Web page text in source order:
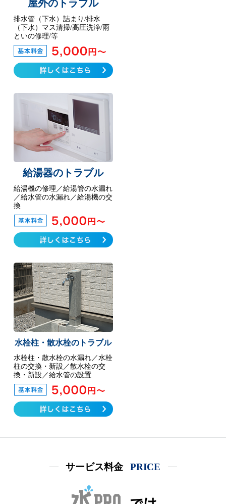
屋外のトラブル
排水管（下水）詰まり/排水
（下水）マス清掃/高圧洗浄/雨
といの修理/等
給湯器のトラブル
給湯機の修理／給湯管の水漏れ
／給水管の水漏れ／給湯機の交
換
水栓柱・散水栓のトラブル
水栓柱・散水栓の水漏れ／水栓
柱の交換・新設／散水栓の交
換・新設／給水管の設置
サービス料金 PRICE